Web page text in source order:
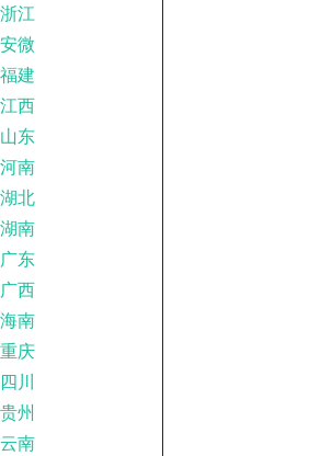
浙江
安微
福建
江西
山东
河南
湖北
湖南
广东
广西
海南
重庆
四川
贵州
云南